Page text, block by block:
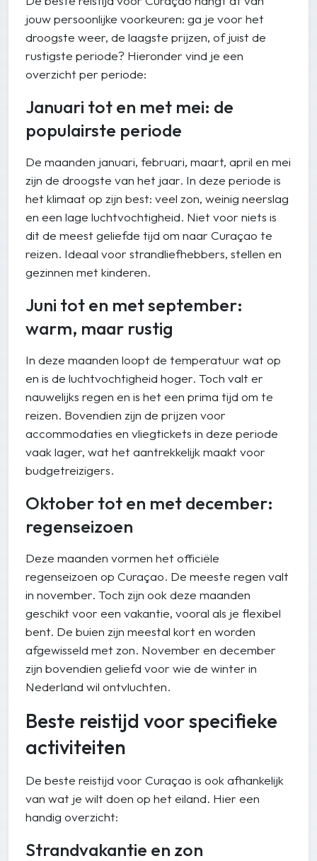
jouw persoonlijke voorkeuren: ga je voor het
droogste weer, de laagste prijzen, of juist de
rustigste periode? Hieronder vind je een
overzicht per periode:
Januari tot en met mei: de
populairste periode
De maanden januari, februari, maart, april en mei
zijn de droogste van het jaar. In deze periode is
het klimaat op zijn best: veel zon, weinig neerslag
en een lage luchtvochtigheid. Niet voor niets is
dit de meest geliefde tijd om naar Curaçao te
reizen. Ideaal voor strandliefhebbers, stellen en
gezinnen met kinderen.
Juni tot en met september:
warm, maar rustig
In deze maanden loopt de temperatuur wat op
en is de luchtvochtigheid hoger. Toch valt er
nauwelijks regen en is het een prima tijd om te
reizen. Bovendien zijn de prijzen voor
accommodaties en vliegtickets in deze periode
vaak lager, wat het aantrekkelijk maakt voor
budgetreizigers.
Oktober tot en met december:
regenseizoen
Deze maanden vormen het officiële
regenseizoen op Curaçao. De meeste regen valt
in november. Toch zijn ook deze maanden
geschikt voor een vakantie, vooral als je flexibel
bent. De buien zijn meestal kort en worden
afgewisseld met zon. November en december
zijn bovendien geliefd voor wie de winter in
Nederland wil ontvluchten.
Beste reistijd voor specifieke
activiteiten
De beste reistijd voor Curaçao is ook afhankelijk
van wat je wilt doen op het eiland. Hier een
handig overzicht:
Strandvakantie en zon